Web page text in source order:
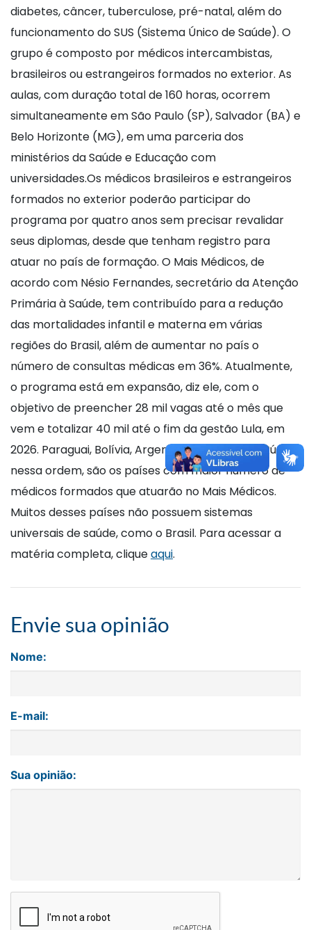
diabetes, câncer, tuberculose, pré-natal, além do
funcionamento do SUS (Sistema Único de Saúde). O
grupo é composto por médicos intercambistas,
brasileiros ou estrangeiros formados no exterior. As
aulas, com duração total de 160 horas, ocorrem
simultaneamente em São Paulo (SP), Salvador (BA) e
Belo Horizonte (MG), em uma parceria dos
ministérios da Saúde e Educação com
universidades.Os médicos brasileiros e estrangeiros
formados no exterior poderão participar do
programa por quatro anos sem precisar revalidar
seus diplomas, desde que tenham registro para
atuar no país de formação. O Mais Médicos, de
acordo com Nésio Fernandes, secretário da Atenção
Primária à Saúde, tem contribuído para a redução
das mortalidades infantil e materna em várias
regiões do Brasil, além de aumentar no país o
número de consultas médicas em 36%. Atualmente,
o programa está em expansão, diz ele, com o
objetivo de preencher 28 mil vagas até o mês que
vem e totalizar 40 mil até o fim da gestão Lula, em
2026. Paraguai, Bolívia, Argentina, Venezuela e Rússia,
nessa ordem, são os países com maior número de
médicos formados que atuarão no Mais Médicos.
Muitos desses países não possuem sistemas
universais de saúde, como o Brasil. Para acessar a
matéria completa, cliqueaqui.
Envie sua opinião
Nome:
E-mail:
Sua opinião: